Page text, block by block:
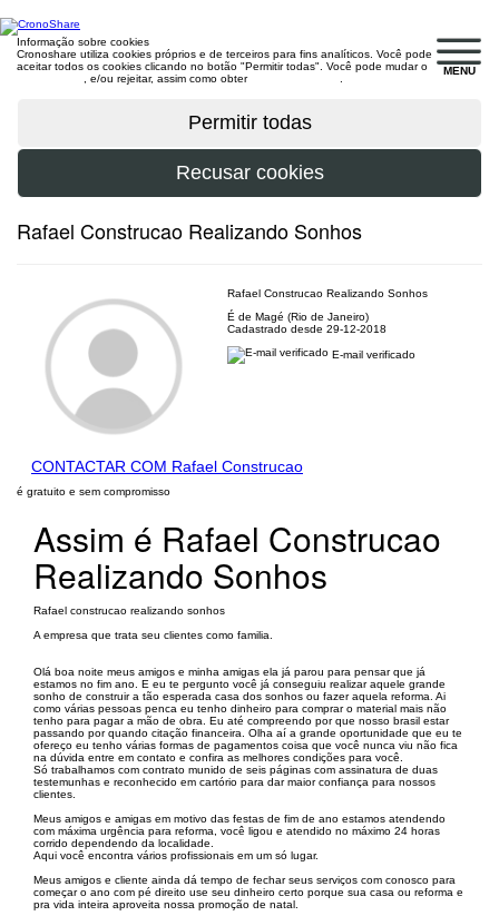
MENU
Informação sobre cookies
Cronoshare utiliza cookies próprios e de terceiros para fins analíticos. Você pode
aceitar todos os cookies clicando no botão "Permitir todas". Você pode mudar o
, e/ou rejeitar, assim como obter
Rafael Construcao Realizando Sonhos
Rafael Construcao Realizando Sonhos
É de Magé (Rio de Janeiro)
Cadastrado desde 29-12-2018
E-mail verificado
CONTACTAR COM Rafael Construcao
é gratuito e sem compromisso
Assim é Rafael Construcao
Realizando Sonhos
Rafael construcao realizando sonhos
A empresa que trata seu clientes como familia.
Olá boa noite meus amigos e minha amigas ela já parou para pensar que já
estamos no fim ano. E eu te pergunto você já conseguiu realizar aquele grande
sonho de construir a tão esperada casa dos sonhos ou fazer aquela reforma. Ai
como várias pessoas penca eu tenho dinheiro para comprar o material mais não
tenho para pagar a mão de obra. Eu até compreendo por que nosso brasil estar
passando por quando citação financeira. Olha aí a grande oportunidade que eu te
ofereço eu tenho várias formas de pagamentos coisa que você nunca viu não fica
na dúvida entre em contato e confira as melhores condições para você.
Só trabalhamos com contrato munido de seis páginas com assinatura de duas
testemunhas e reconhecido em cartório para dar maior confiança para nossos
clientes.
Meus amigos e amigas em motivo das festas de fim de ano estamos atendendo
com máxima urgência para reforma, você ligou e atendido no máximo 24 horas
corrido dependendo da localidade.
Aqui você encontra vários profissionais em um só lugar.
Meus amigos e cliente ainda dá tempo de fechar seus serviços com conosco para
começar o ano com pé direito use seu dinheiro certo porque sua casa ou reforma e
pra vida inteira aproveita nossa promoção de natal.